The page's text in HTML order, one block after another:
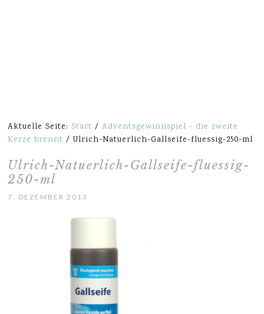
Aktuelle Seite:Start / Adventsgewinnspiel - die zweite
Kerze brennt / Ulrich-Natuerlich-Gallseife-fluessig-250-ml
Ulrich-Natuerlich-Gallseife-fluessig-
250-ml
7. DEZEMBER 2013